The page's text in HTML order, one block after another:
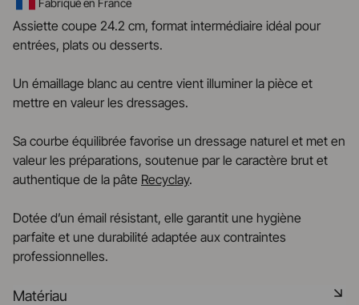
Assiette coupe 24.2 cm, format intermédiaire idéal pour
entrées, plats ou desserts.
Un émaillage blanc au centre vient illuminer la pièce et
mettre en valeur les dressages.
Sa courbe équilibrée favorise un dressage naturel et met en
valeur les préparations, soutenue par le caractère brut et
authentique de la pâte Recyclay.
Dotée d’un émail résistant, elle garantit une hygiène
parfaite et une durabilité adaptée aux contraintes
professionnelles.
Matériau